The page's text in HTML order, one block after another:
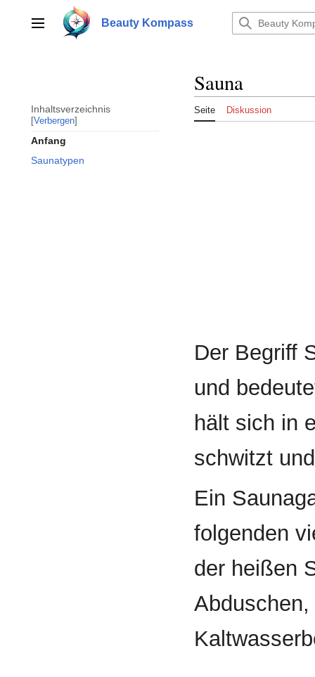
springenHauptmenü Beauty Kompass
Inhaltsverzeichnis
Verbergen
Anfang
Saunatypen
Sauna
Seite Diskussion
Der Begriff
und
hält sich in
schwitzt
Ein
folgenden
der heißen